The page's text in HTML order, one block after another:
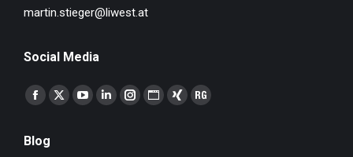
martin.stieger@liwest.at
Social Media
Finden Sie uns auf:
Facebook
opens
X
YouTubeLinkedinInstagram
Website
XINGResearchGate
Blog